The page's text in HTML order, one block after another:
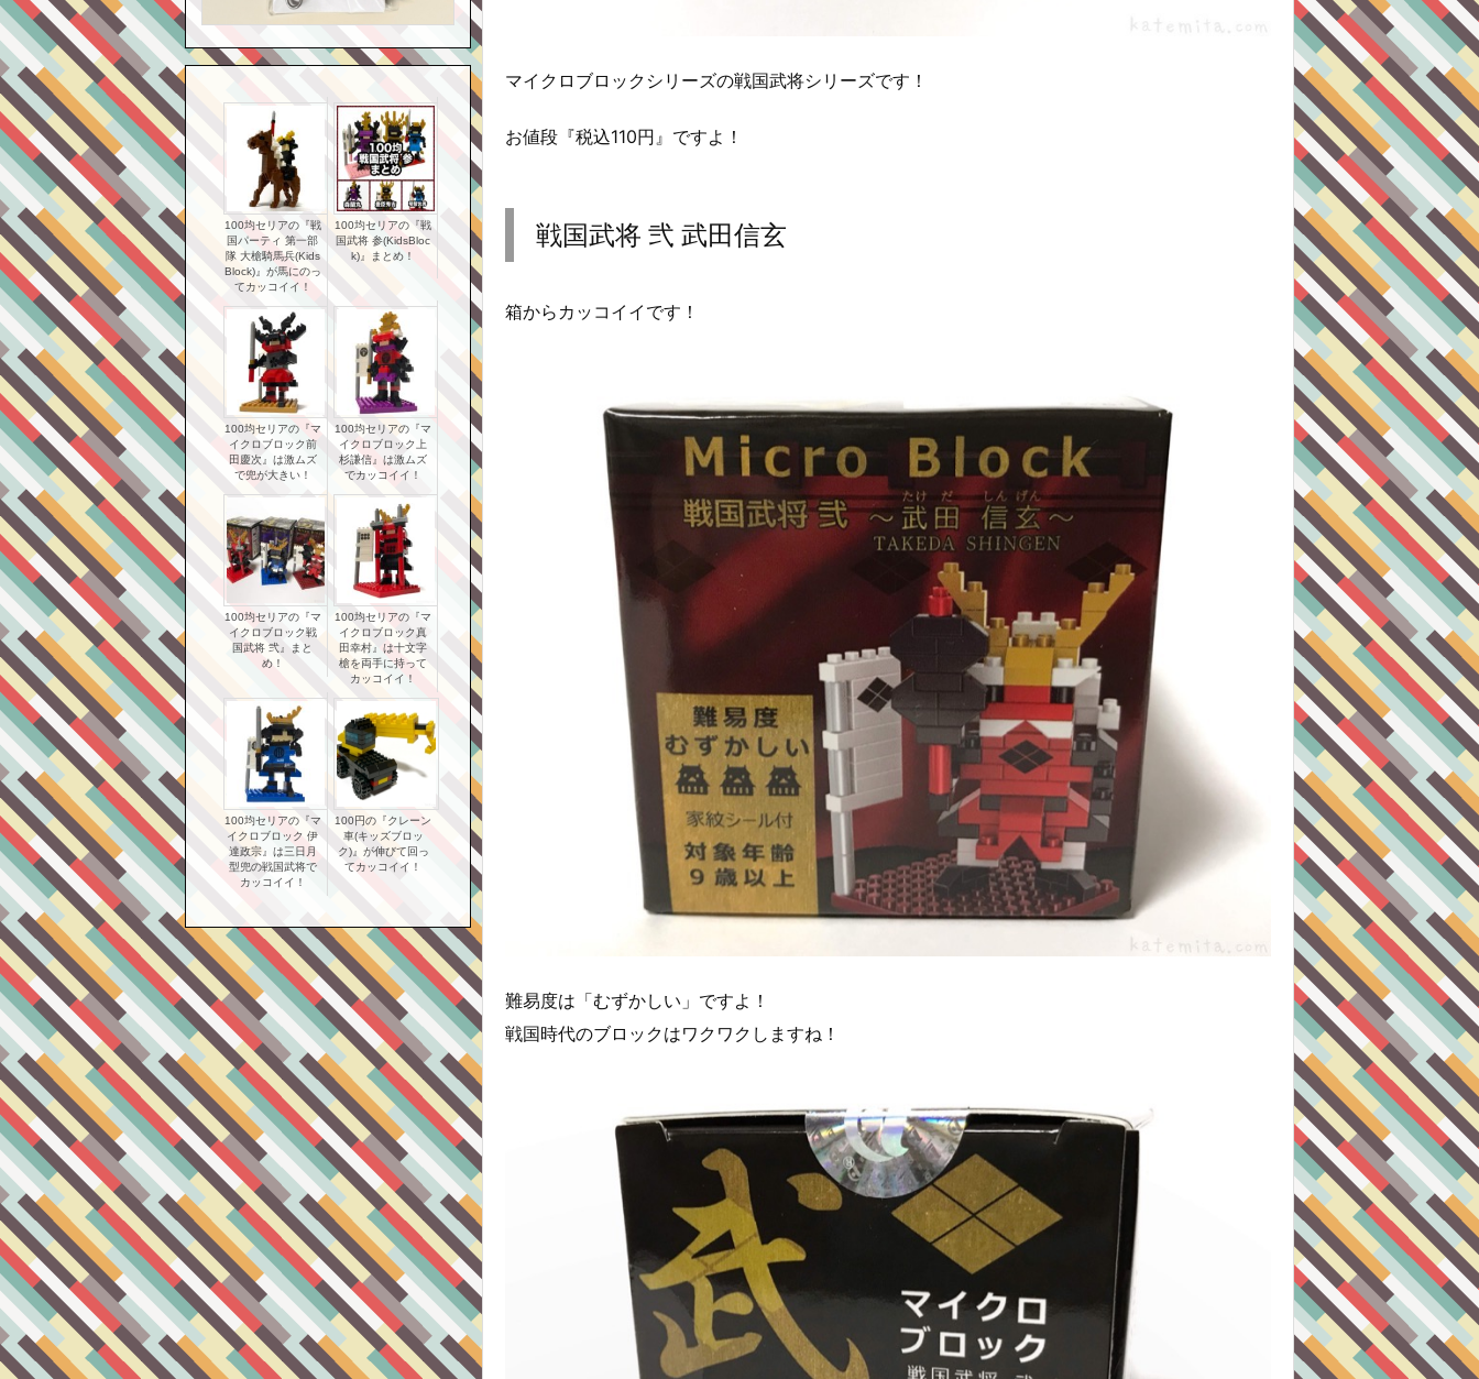
マイクロブロックシリーズの戦国武将シリーズです！
お値段『税込110円』ですよ！
戦国武将 弐 武田信玄
箱からカッコイイです！
難易度は「むずかしい」ですよ！
戦国時代のブロックはワクワクしますね！
100均セリアの『戦
国パーティ 第一部
隊 大槍騎馬兵(Kids
Block)』が馬にのっ
てカッコイイ！
100均セリアの『戦
国武将 参(KidsBloc
k)』まとめ！
100均セリアの『マ
イクロブロック前
田慶次』は激ムズ
で兜が大きい！
100均セリアの『マ
イクロブロック上
杉謙信』は激ムズ
でカッコイイ！
100均セリアの『マ
イクロブロック戦
国武将 弐』まと
め！
100均セリアの『マ
イクロブロック真
田幸村』は十文字
槍を両手に持って
カッコイイ！
100均セリアの『マ
イクロブロック 伊
達政宗』は三日月
型兜の戦国武将で
カッコイイ！
100円の『クレーン
車(キッズブロッ
ク)』が伸びて回っ
てカッコイイ！